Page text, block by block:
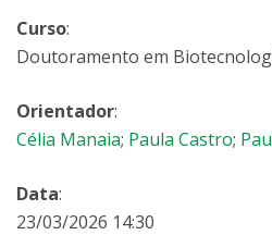
Curso:
Doutoramento em
Orientador:
Célia Manaia; Paula Castro;
Data:
23/03/2026 14:30